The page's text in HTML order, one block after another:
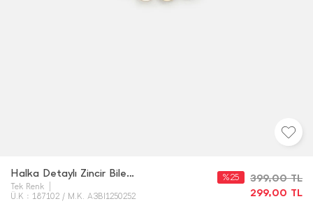
Halka Detaylı Zincir Bileklik
Tek Renk
Ü.K : 187102 / M.K. A3BI1250252
399,00TL
299,00 TL
%25